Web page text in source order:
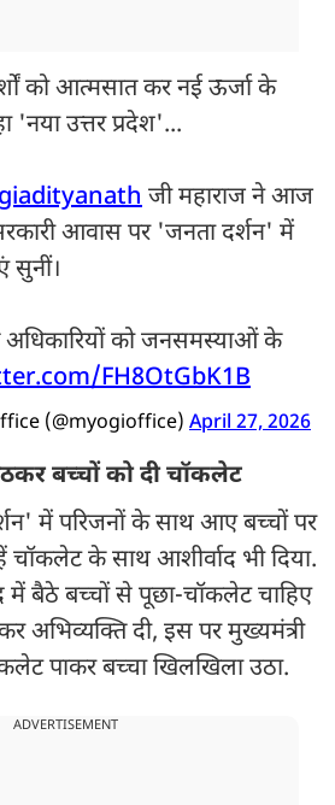
को आत्मसात कर नई ऊर्जा के
उत्तर प्रदेश'...
जी महाराज ने आज
आवास पर 'जनता दर्शन' में
सुनीं।
अधिकारियों को जनसमस्याओं के
FH8OtGbK1B
(@myogioffice) April 27, 2026
बच्चों को दी चॉकलेट
में परिजनों के साथ आए बच्चों पर
चॉकलेट के साथ आशीर्वाद भी दिया.
में बैठे बच्चों से पूछा-चॉकलेट चाहिए
अभिव्यक्ति दी, इस पर मुख्यमंत्री
पाकर बच्चा खिलखिला उठा.
ADVERTISEMENT